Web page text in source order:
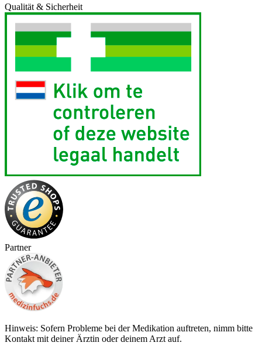
Qualität & Sicherheit
Partner
Hinweis: Sofern Probleme bei der Medikation auftreten, nimm bitte
Kontakt mit deiner Ärztin oder deinem Arzt auf.